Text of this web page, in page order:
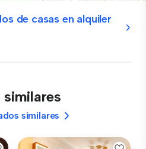
de casas en alquiler
similares
similares